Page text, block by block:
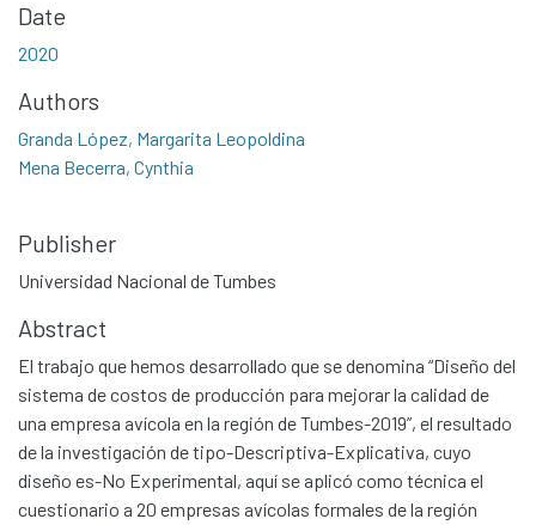
Date
2020
Authors
Granda López, Margarita Leopoldina
Mena Becerra, Cynthia
Publisher
Universidad Nacional de Tumbes
Abstract
El trabajo que hemos desarrollado que se denomina “Diseño del
sistema de costos de producción para mejorar la calidad de
una empresa avícola en la región de Tumbes-2019”, el resultado
de la investigación de tipo-Descriptiva-Explicativa, cuyo
diseño es-No Experimental, aquí se aplicó como técnica el
cuestionario a 20 empresas avícolas formales de la región